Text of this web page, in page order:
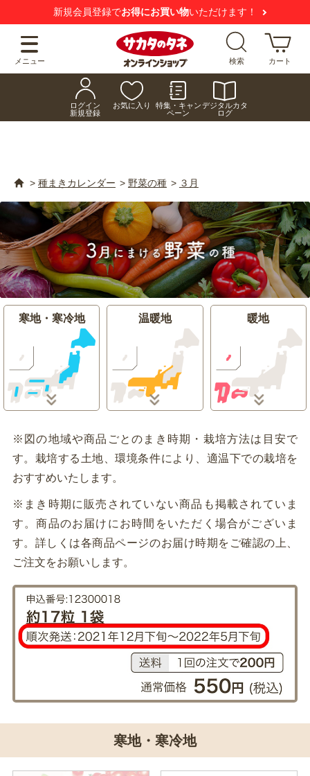
【注意喚起】悪質な偽サイトにご注意ください
メニュー 検索 カート
ログイン
新規登録
お気に入り
特集・キャン
ペーン
デジタルカタ
ログ
> 種まきカレンダー > 野菜の種 > ３月
寒地・寒冷地 温暖地 暖地
※図の地域や商品ごとのまき時期・栽培方法は目安で
す。栽培する土地、環境条件により、適温下での栽培を
おすすめいたします。
※まき時期に販売されていない商品も掲載されていま
す。商品のお届けにお時間をいただく場合がございま
す。詳しくは各商品ページのお届け時期をご確認の上、
ご注文をお願いします。
寒地・寒冷地